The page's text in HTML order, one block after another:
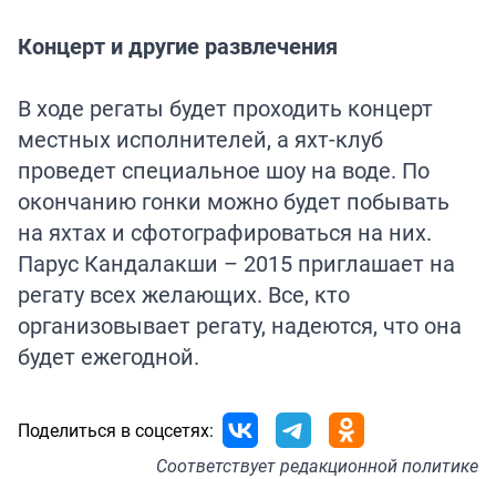
Концерт и другие развлечения
В ходе регаты будет проходить концерт
местных исполнителей, а яхт-клуб
проведет специальное шоу на воде. По
окончанию гонки можно будет побывать
на яхтах и сфотографироваться на них.
Парус Кандалакши – 2015 приглашает на
регату всех желающих. Все, кто
организовывает регату, надеются, что она
будет ежегодной.
Поделиться в соцсетях:
Соответствуетредакционной политике